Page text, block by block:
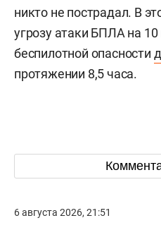
никто не пострадал. В
угрозу атаки БПЛА на
беспилотной опасности
протяжении 8,5 часа.
6 августа 2026, 21:51